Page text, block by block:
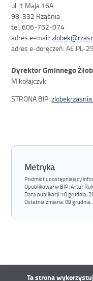
ul. 1 Maja 16A
98-332 Rząśnia
tel. 606-752-074
adres e-mail:
adres e-doręczeń: AE:PL-
Dyrektor Gminnego
Mikołajczyk
STRONA BIP:
Metryka
Podmiot udostępniający
Opublikował w BIP:Artur
Data publikacji: 10 grudnia,
Ostatnia zmiana:08 grudnia,
Ta strona